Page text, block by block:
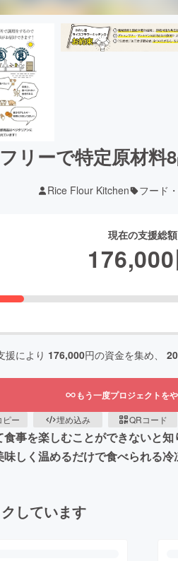
リーで特定原材料
Rice Flour Kitchen フード
現在の支援総額
176,000
援により 176,000円の資金を集め、
もう一度プロジェクトを
ピー 埋め込み QRコード
事を楽しむことができないと
しく温めるだけで食べられる
しています